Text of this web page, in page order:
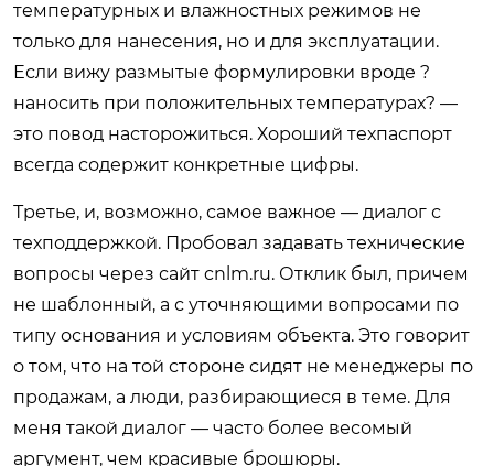
температурных и влажностных режимов не
только для нанесения, но и для эксплуатации.
Если вижу размытые формулировки вроде ?
наносить при положительных температурах? —
это повод насторожиться. Хороший техпаспорт
всегда содержит конкретные цифры.
Третье, и, возможно, самое важное — диалог с
техподдержкой. Пробовал задавать технические
вопросы через сайт cnlm.ru. Отклик был, причем
не шаблонный, а с уточняющими вопросами по
типу основания и условиям объекта. Это говорит
о том, что на той стороне сидят не менеджеры по
продажам, а люди, разбирающиеся в теме. Для
меня такой диалог — часто более весомый
аргумент, чем красивые брошюры.